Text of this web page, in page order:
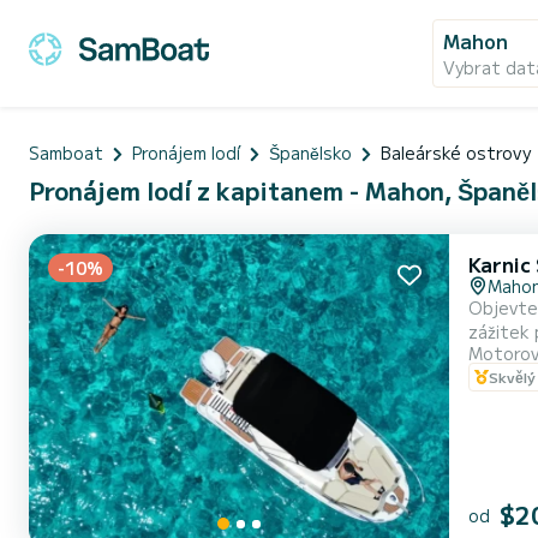
Mahon
Vybrat
Samboat Pronájem lodí Španělsko Baleárské ostrovy
Pronájem lodí z kapitanem - Mahon,
-10% Karnic
zážitek
Karnic
od